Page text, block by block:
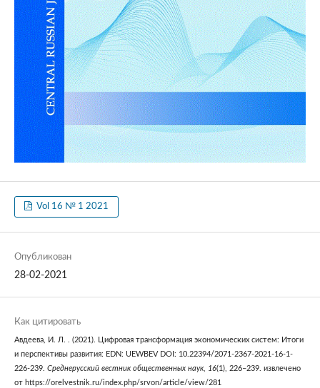
Vol 16 № 1 2021
Опубликован
28-02-2021
Как цитировать
Авдеева, И. Л. . (2021). Цифровая трансформация экономических систем: Итоги
и перспективы развития: EDN: UEWBEV DOI: 10.22394/2071-2367-2021-16-1-
226-239. Среднерусский вестник общественных наук, 16(1), 226–239. извлечено
от https://orelvestnik.ru/index.php/srvon/article/view/281